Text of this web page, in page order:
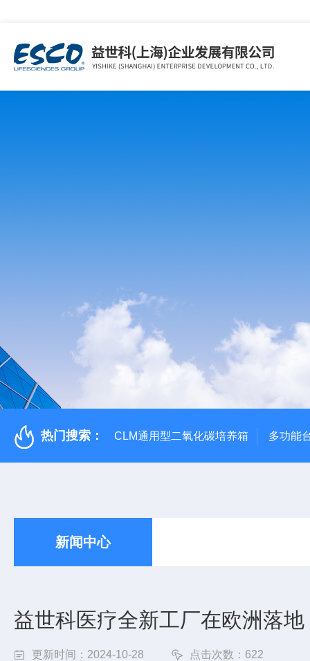
热门搜索： CLM通用型二氧化碳培养箱 多功能
新闻中心
益世科医疗全新工厂在欧洲落
更新时间：2024-10-28 点击次数：622